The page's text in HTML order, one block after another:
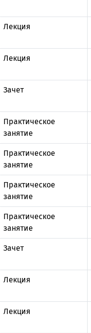
Лекция
Лекция
Зачет
Практическое
занятие
Практическое
занятие
Практическое
занятие
Практическое
занятие
Зачет
Лекция
Лекция